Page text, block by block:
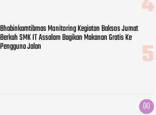
Bhabinkamtibmas Monitoring Kegiatan Baksos Jumat
Berkah SMK IT Assalam Bagikan Makanan Gratis Ke
Pengguna Jalan
(8)